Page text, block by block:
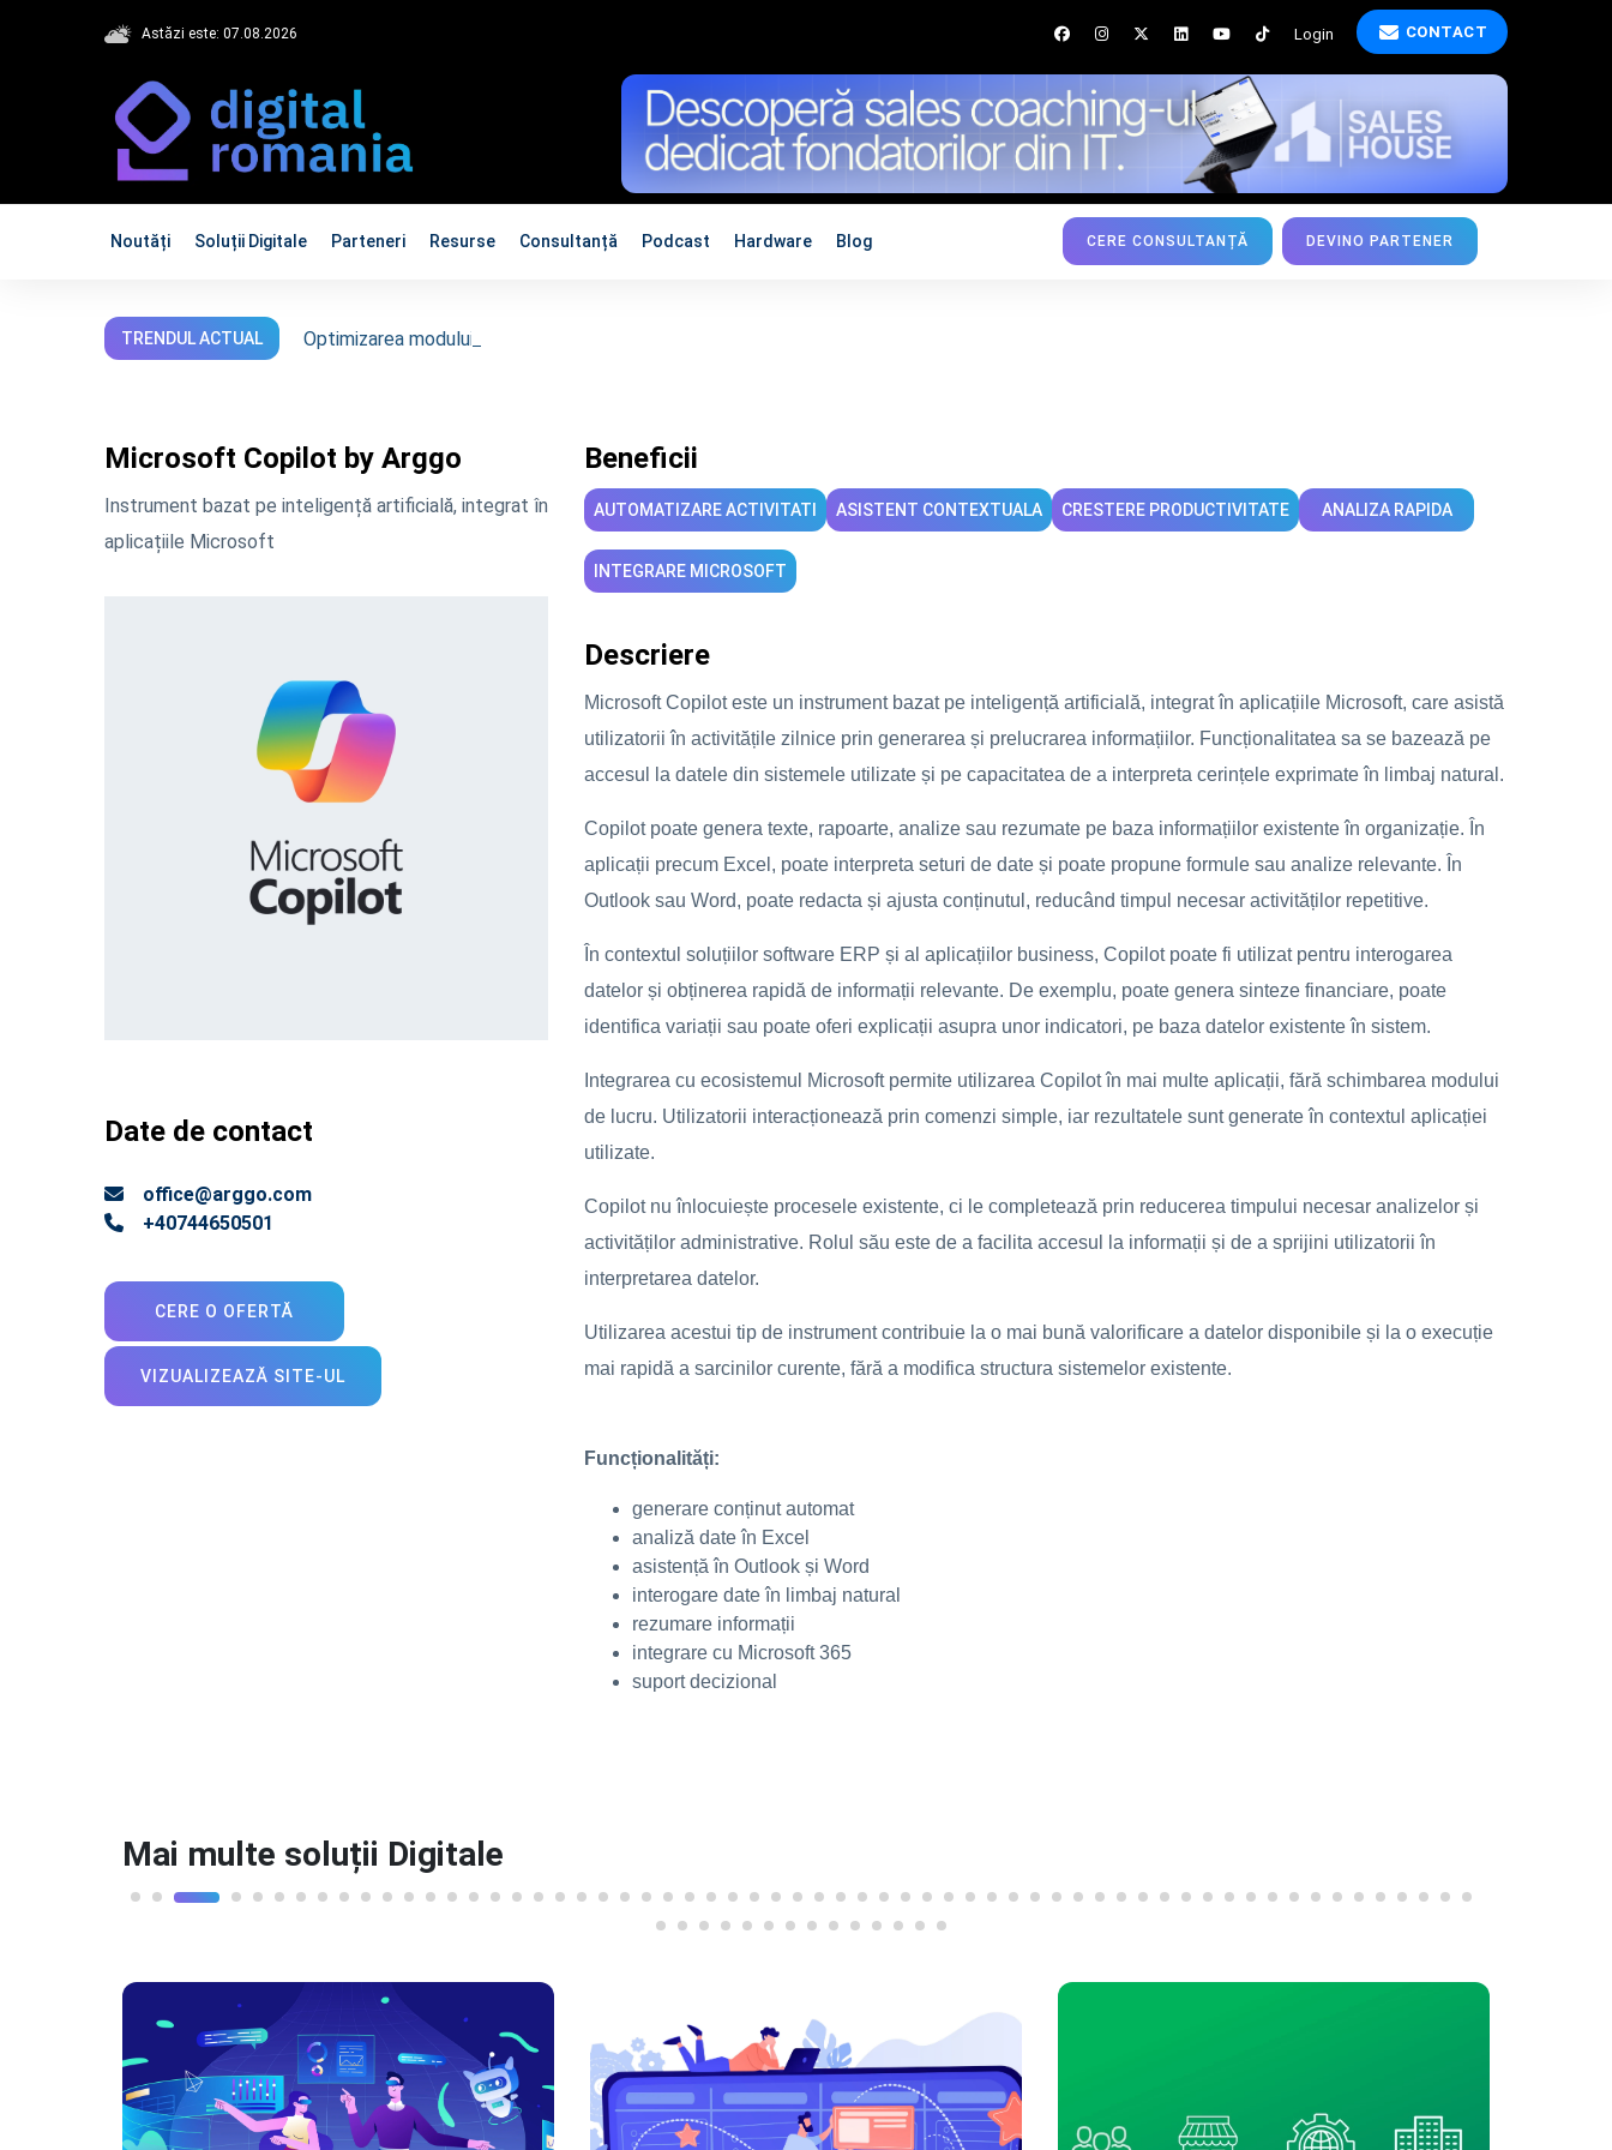
Astăzi este: 07.08.2026 Login CONTACT
Noutăți Soluții Digitale Parteneri Resurse Consultanță Podcast Hardware Blog CERE CONSULTANȚĂ DEVINO PARTENER
TRENDUL ACTUAL Optimizarea modului de lucru în firmele românești, prin adoptarea de soluții software
Microsoft Copilot by Arggo
Instrument bazat pe inteligență artificială, integrat în
aplicațiile Microsoft
Date de contact
office@arggo.com
+40744650501
CERE O OFERTĂ
VIZUALIZEAZĂ SITE-UL
Beneficii
AUTOMATIZARE ACTIVITATI ASISTENT CONTEXTUALA CRESTERE PRODUCTIVITATE ANALIZA RAPIDA
INTEGRARE MICROSOFT
Descriere
Microsoft Copilot este un instrument bazat pe inteligență artificială, integrat în aplicațiile Microsoft, care asistă
utilizatorii în activitățile zilnice prin generarea și prelucrarea informațiilor. Funcționalitatea sa se bazează pe
accesul la datele din sistemele utilizate și pe capacitatea de a interpreta cerințele exprimate în limbaj natural.
Copilot poate genera texte, rapoarte, analize sau rezumate pe baza informațiilor existente în organizație. În
aplicații precum Excel, poate interpreta seturi de date și poate propune formule sau analize relevante. În
Outlook sau Word, poate redacta și ajusta conținutul, reducând timpul necesar activităților repetitive.
În contextul soluțiilor software ERP și al aplicațiilor business, Copilot poate fi utilizat pentru interogarea
datelor și obținerea rapidă de informații relevante. De exemplu, poate genera sinteze financiare, poate
identifica variații sau poate oferi explicații asupra unor indicatori, pe baza datelor existente în sistem.
Integrarea cu ecosistemul Microsoft permite utilizarea Copilot în mai multe aplicații, fără schimbarea modului
de lucru. Utilizatorii interacționează prin comenzi simple, iar rezultatele sunt generate în contextul aplicației
utilizate.
Copilot nu înlocuiește procesele existente, ci le completează prin reducerea timpului necesar analizelor și
activităților administrative. Rolul său este de a facilita accesul la informații și de a sprijini utilizatorii în
interpretarea datelor.
Utilizarea acestui tip de instrument contribuie la o mai bună valorificare a datelor disponibile și la o execuție
mai rapidă a sarcinilor curente, fără a modifica structura sistemelor existente.
Funcționalități:
generare conținut automat
analiză date în Excel
asistență în Outlook și Word
interogare date în limbaj natural
rezumare informații
integrare cu Microsoft 365
suport decizional
Mai multe soluții Digitale